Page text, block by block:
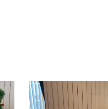
IMG_3827